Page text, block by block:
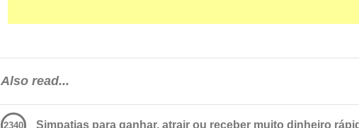
Also read...
Simpatias para ganhar, atrair ou receber muito dinheiro
2340